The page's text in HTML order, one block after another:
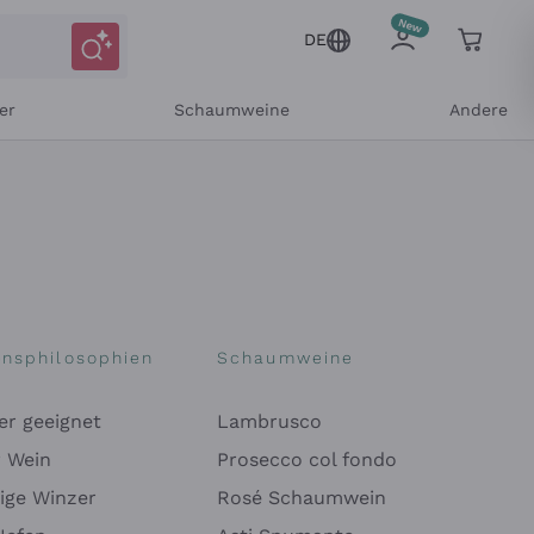
DE
Schaumweine Andere
geeignet
Winzer
Schaumweine
Lambrusco
Prosecco col fondo
Rosé Schaumwein
und personalisierten Angeboten